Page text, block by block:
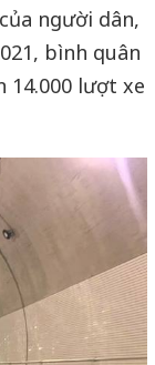
người dân,
bình quân
14.000 lượt xe